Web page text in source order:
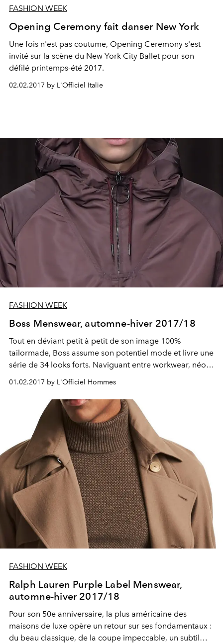
FASHION WEEK
Opening Ceremony fait danser New York
Une fois n'est pas coutume, Opening Ceremony s'est
invité sur la scène du New York City Ballet pour son
défilé printemps-été 2017.
02.02.2017 by L'Officiel Italie
FASHION WEEK
Boss Menswear, automne-hiver 2017/18
Tout en déviant petit à petit de son image 100%
tailormade, Boss assume son potentiel mode et livre une
série de 34 looks forts. Naviguant entre workwear, néo-
costume et détails techniques, l'homme de l'hiver
prochain sera au paroxysme de sa virilité.
01.02.2017 by L'Officiel Hommes
FASHION WEEK
Ralph Lauren Purple Label Menswear,
automne-hiver 2017/18
Pour son 50e anniversaire, la plus américaine des
maisons de luxe opère un retour sur ses fondamentaux :
du beau classique, de la coupe impeccable, un subtil